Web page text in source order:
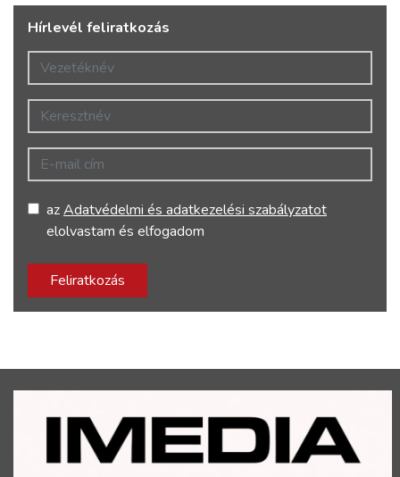
Hírlevél feliratkozás
Vezetéknév
Keresztnév
E-mail cím
azAdatvédelmi és adatkezelési szabályzatot
elolvastam és elfogadom
Feliratkozás